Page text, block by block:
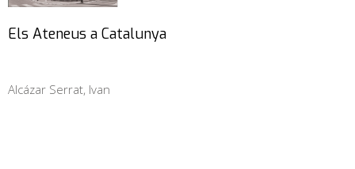
Els Ateneus a Catalunya
Alcázar Serrat, Ivan